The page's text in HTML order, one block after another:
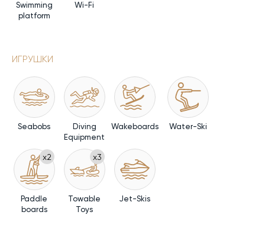
Swimming
platform
Wi-Fi
ИГРУШКИ
Seabobs
Diving
Equipment
Wakeboards Water-Ski
x2
Paddle
boards
x3
Towable
Toys
Jet-Skis